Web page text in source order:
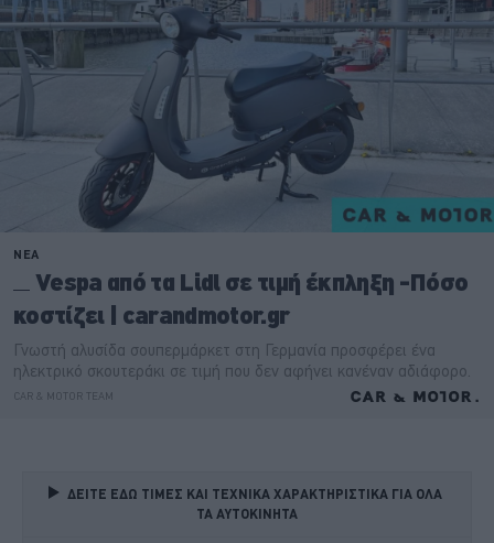
ΔΕΙΤΕ ΕΔΩ ΤΙΜΕΣ ΚΑΙ ΤΕΧΝΙΚΑ ΧΑΡΑΚΤΗΡΙΣΤΙΚΑ ΓΙΑ ΟΛΑ
ΤΑ ΑΥΤΟΚΙΝΗΤΑ